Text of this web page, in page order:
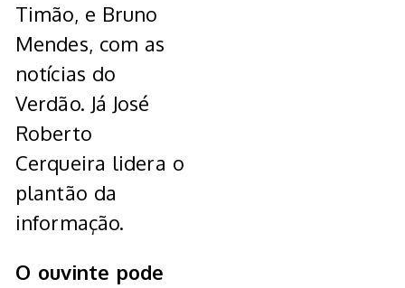
Timão, e Bruno
Mendes, com as
notícias do
Verdão. Já José
Roberto
Cerqueira lidera o
plantão da
informação.
O ouvinte pode